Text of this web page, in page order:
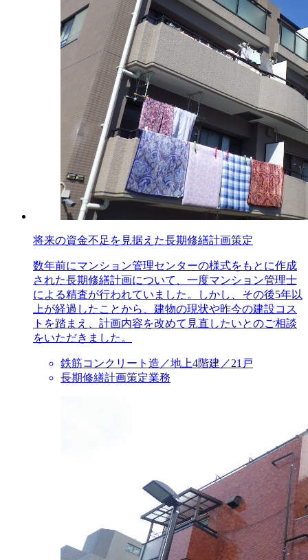
将来の資金不足を見据えた長期修繕計画策定
数年前にマンション管理センターの様式をもとに作成
された長期修繕計画について、一度マンション管理士
による精査が行われていました。しかし、その後5年以
上が経過したことから、建物の現状や昨今の建設コス
トを踏まえ、計画内容を改めて見直したいとのご相談
をいただきました。
鉄筋コンクリート造／地上4階建／21戸
長期修繕計画策定業務